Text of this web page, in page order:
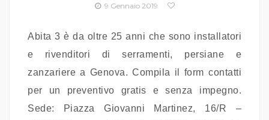
9 Gennaio 2019
Abita 3 è da oltre 25 anni che sono installatori
e rivenditori di serramenti, persiane e
zanzariere a Genova. Compila il form contatti
per un preventivo gratis e senza impegno.
Sede: Piazza Giovanni Martinez, 16/R –